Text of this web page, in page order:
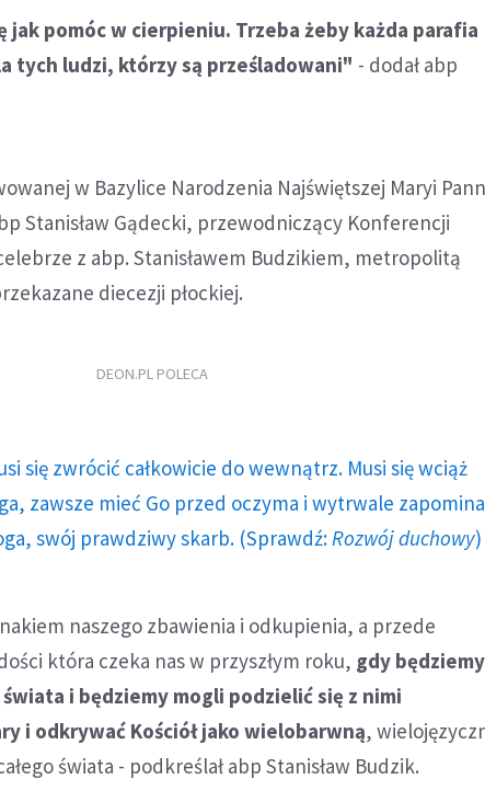
pomóc w cierpieniu. Trzeba żeby każda parafia
tych ludzi, którzy są prześladowani" - dodał abp
w Bazylice Narodzenia Najświętszej Maryi
Stanisław Gądecki, przewodniczący Konferencji
z abp. Stanisławem Budzikiem, metropolitą
diecezji płockiej.
DEON.PL POLECA
się zwrócić całkowicie do wewnątrz. Musi się wciąż
zawsze mieć Go przed oczyma i wytrwale
swój prawdziwy skarb. (Sprawdź: Rozwój duchowy)
naszego zbawienia i odkupienia, a przede
która czeka nas w przyszłym roku, gdy będziemy
świata i będziemy mogli podzielić się z nimi
i odkrywać Kościół jako wielobarwną,
świata - podkreślał abp Stanisław Budzik.